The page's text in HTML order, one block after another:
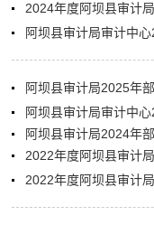
2024年度阿坝县审计
阿坝县审计局审计中
阿坝县审计局2025年
阿坝县审计局审计中
阿坝县审计局2024年
2022年度阿坝县审计
2022年度阿坝县审计